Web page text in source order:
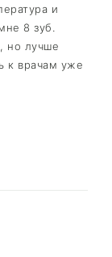
и
8 зуб.
но лучше
к врачам уже